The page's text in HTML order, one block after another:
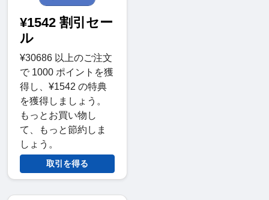
¥1542 割引セー
ル
¥30686 以上のご注文
で 1000 ポイントを獲
得し、¥1542 の特典
を獲得しましょう。
もっとお買い物し
て、もっと節約しま
しょう。
取引を得る